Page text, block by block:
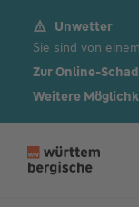
Unwetter
Sie sind von
Zur Online-
Weitere